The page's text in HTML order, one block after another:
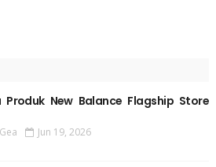
Produk New Balance Flagship Store
Jun 19, 2026